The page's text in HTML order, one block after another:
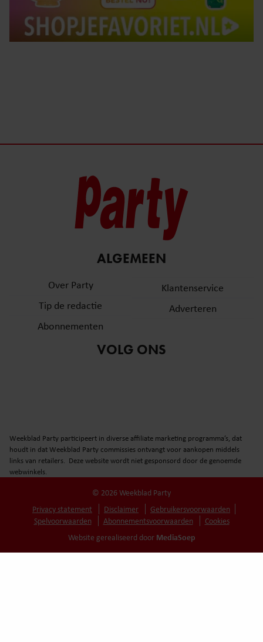
ALGEMEEN
Over Party
Tip de redactie
Abonnementen
Klantenservice
Adverteren
VOLG ONS
Weekblad Party participeert in diverse affiliate marketing programma’s, dat
houdt in dat Weekblad Party commissies ontvangt voor aankopen middels
links van retailers. Deze website wordt niet gesponsord door de genoemde
webwinkels.
© 2026 Weekblad Party
Privacy statement
Disclaimer
Gebruikersvoorwaarden
Spelvoorwaarden
Abonnementsvoorwaarden
Cookies
Website gerealiseerd door MediaSoep